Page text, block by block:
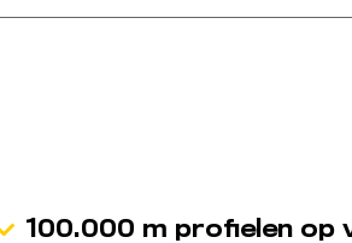
100.000 m profielen op